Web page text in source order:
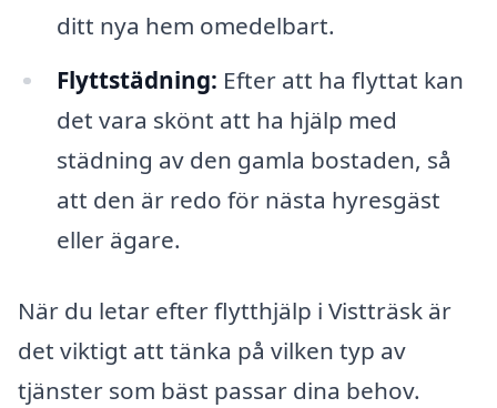
ditt nya hem omedelbart.
Flyttstädning: Efter att ha flyttat kan
det vara skönt att ha hjälp med
städning av den gamla bostaden, så
att den är redo för nästa hyresgäst
eller ägare.
När du letar efter flytthjälp i Vistträsk är
det viktigt att tänka på vilken typ av
tjänster som bäst passar dina behov.